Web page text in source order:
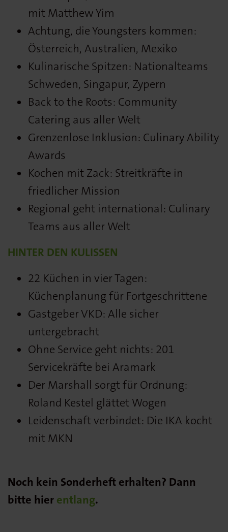
mit Matthew Yim
Achtung, die Youngsters kommen:
Österreich, Australien, Mexiko
Kulinarische Spitzen: Nationalteams
Schweden, Singapur, Zypern
Back to the Roots: Community
Catering aus aller Welt
Grenzenlose Inklusion: Culinary Ability
Awards
Kochen mit Zack: Streitkräfte in
friedlicher Mission
Regional geht international: Culinary
Teams aus aller Welt
HINTER DEN KULISSEN
22 Küchen in vier Tagen:
Küchenplanung für Fortgeschrittene
Gastgeber VKD: Alle sicher
untergebracht
Ohne Service geht nichts: 201
Servicekräfte bei Aramark
Der Marshall sorgt für Ordnung:
Roland Kestel glättet Wogen
Leidenschaft verbindet: Die IKA kocht
mit MKN
Noch kein Sonderheft erhalten? Dann
bitte hier entlang.